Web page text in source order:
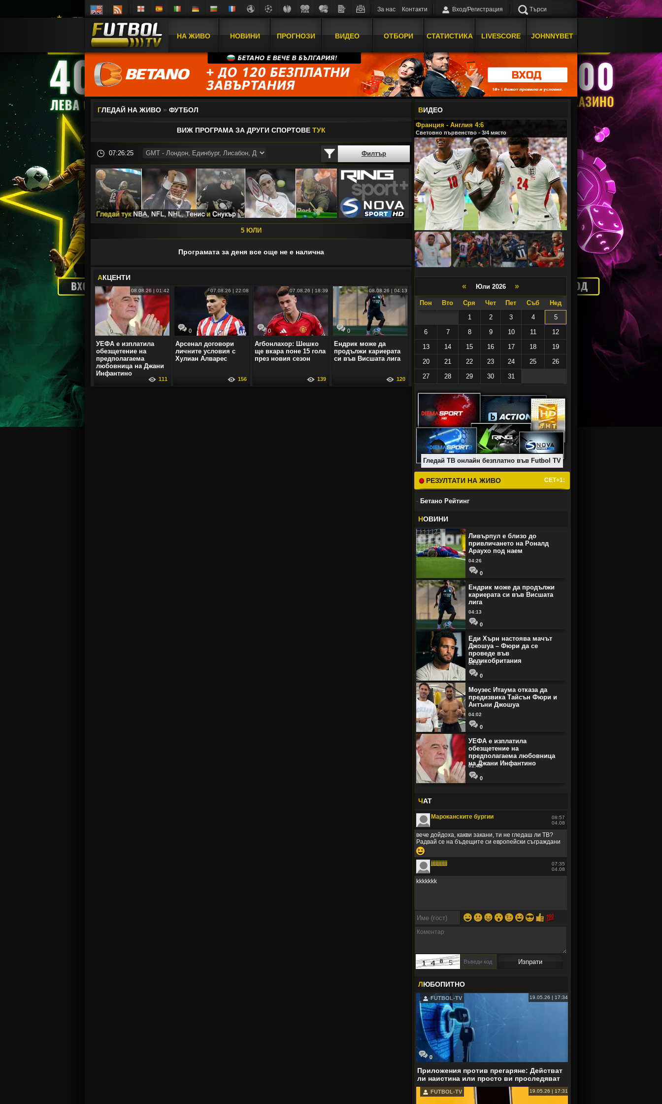
За нас Контакти Вход/Регистрация Търси
НА ЖИВО НОВИНИ ПРОГНОЗИ ВИДЕО ОТБОРИ СТАТИСТИКА LIVESCORE JOHNNYBET
ГЛЕДАЙ НА ЖИВО » ФУТБОЛ
ВИЖ ПРОГРАМА ЗА ДРУГИ СПОРТОВЕ ТУК
07:26:26 Филтър
5 ЮЛИ
Програмата за деня все още не е налична
АКЦЕНТИ
0
08.08.26 | 01:42
УЕФА е изплатила
обезщетение на
предполагаема
любовница на Джани
Инфантино
111
0
07.08.26 | 22:08
Арсенал договори
личните условия с
Хулиан Алварес
156
0
07.08.26 | 18:39
Агбонлахор: Шешко
ще вкара поне 15 гола
през новия сезон
139
0
08.08.26 | 04:13
Ендрик може да
продължи кариерата
си във Висшата лига
120
ВИДЕО
Франция - Англия 4:6
Световно първенство - 3/4 място
« Юли 2026 »
Пон Вто Сря Чет Пет Съб
Нед
1
2 3 4
5
6
7 8 9 10 11
12
13
14 15 16 17 18
19
20
21 22 23 24 25
26
27
28 29 30 31
Гледай ТВ онлайн безплатно във Futbol TV
РЕЗУЛТАТИ НА ЖИВО СЕТ+1:
- Бетано Рейтинг
НОВИНИ
Ливърпул е близо до
привличането на Роналд
Араухо под наем
04:26
0
Ендрик може да продължи
кариерата си във Висшата
лига
04:13
0
Еди Хърн настоява мачът
Джошуа – Фюри да се
проведе във
Великобритания
04:03
0
Моузес Итаума отказа да
предизвика Тайсън Фюри и
Антъни Джошуа
04:02
0
УЕФА е изплатила
обезщетение на
предполагаема любовница
на Джани Инфантино
01:42
0
ЧАТ
Мароканските бургии
08:57
04.08
вече дойдоха, какви закани, ти не гледаш ли ТВ?
Радвай се на бъдещите си европейски съграждани
😆
jjjjjjjjjjj
07:35
04.08
kkkkkkk
😀 😕 😛 😮 😉 😆 😎 👍 💯
ЛЮБОПИТНО
FUTBOL-TV 19.05.26 | 17:34
0
Приложения против прегаряне: Действат
ли наистина или просто ви проследяват
FUTBOL-TV 19.05.26 | 17:31